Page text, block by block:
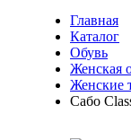
Главная
Каталог
Обувь
Женская
Женские
Сабо